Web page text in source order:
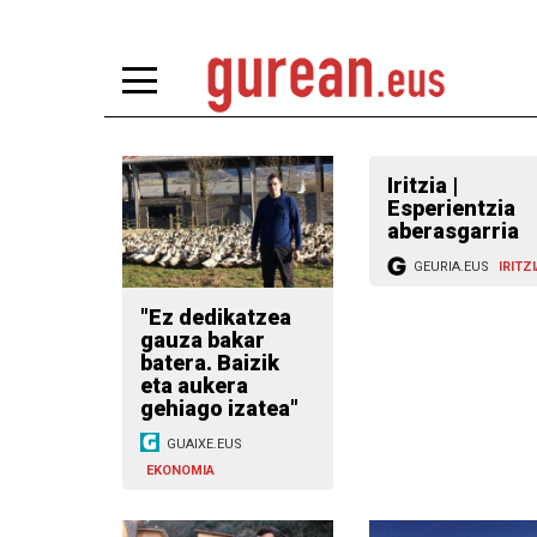
"Ez dedikatzea
gauza bakar
batera. Baizik
eta aukera
gehiago izatea"
GUAIXE.EUS
EKONOMIA
Iritzia |
Esperientzia
aberasgarria
GEURIA.EUS